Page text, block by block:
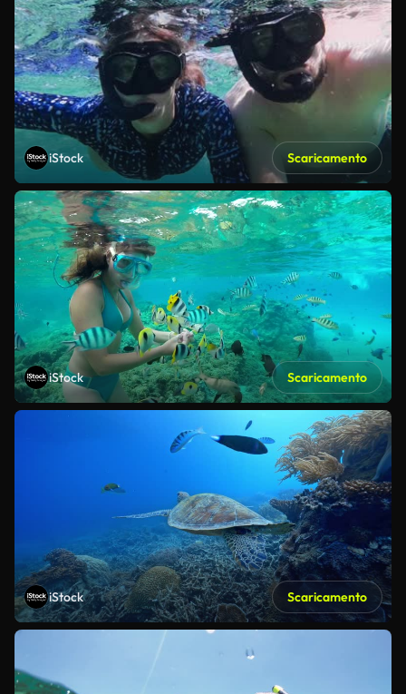
iStock Scaricamento
iStock Scaricamento
iStock Scaricamento